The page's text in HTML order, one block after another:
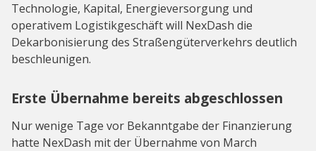
Technologie, Kapital, Energieversorgung und
operativem Logistikgeschäft will NexDash die
Dekarbonisierung des Straßengüterverkehrs deutlich
beschleunigen.
Erste Übernahme bereits abgeschlossen
Nur wenige Tage vor Bekanntgabe der Finanzierung
hatte NexDash mit der Übernahme von March